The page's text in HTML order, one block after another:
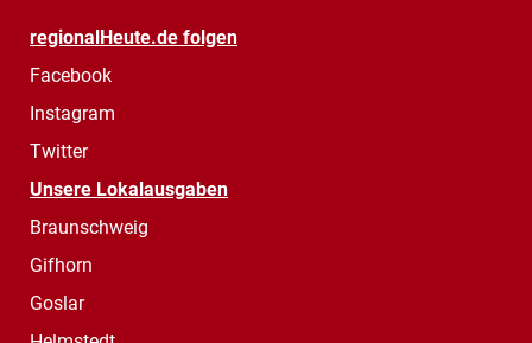
regionalHeute.de folgen
Facebook
Instagram
Twitter
Unsere Lokalausgaben
Braunschweig
Gifhorn
Goslar